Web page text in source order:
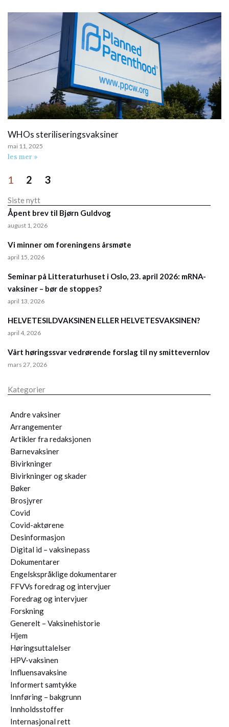
Siste nytt
Åpent brev til Bjørn Guldvog
august 1, 2026
Vi minner om foreningens årsmøte
april 15, 2026
Seminar på Litteraturhuset i Oslo, 23. april 2026: mRNA-
vaksiner – bør de stoppes?
april 13, 2026
HELVETESILDVAKSINEN ELLER HELVETESVAKSINEN?
april 4, 2026
Vårt høringssvar vedrørende forslag til ny smittevernlov
mars 27, 2026
Kategorier
Andre vaksiner
Arrangementer
Artikler fra redaksjonen
Barnevaksiner
Bivirkninger
Bivirkninger og skader
Bøker
Brosjyrer
Covid
Covid-aktørene
Desinformasjon
Digital id – vaksinepass
Dokumentarer
Engelskspråklige dokumentarer
FFVVs foredrag og intervjuer
Foredrag og intervjuer
Forskning
Generelt – Vaksinehistorie
Hjem
Høringsuttalelser
HPV-vaksinen
Influensavaksine
Informert samtykke
Innføring – bakgrunn
Innholdsstoffer
Internasjonal rett
WHOs steriliseringsvaksiner
mai 11, 2025
les mer »
1 2 3